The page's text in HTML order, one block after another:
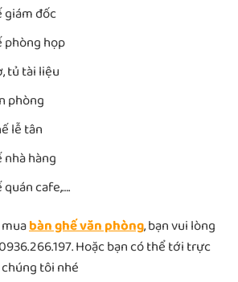
giám đốc
phòng họp
tủ tài liệu
phòng
lễ tân
nhà hàng
cafe,….
bàn ghế văn phòng, bạn vui lòng
Hoặc bạn có thể tới trực
tôi nhé